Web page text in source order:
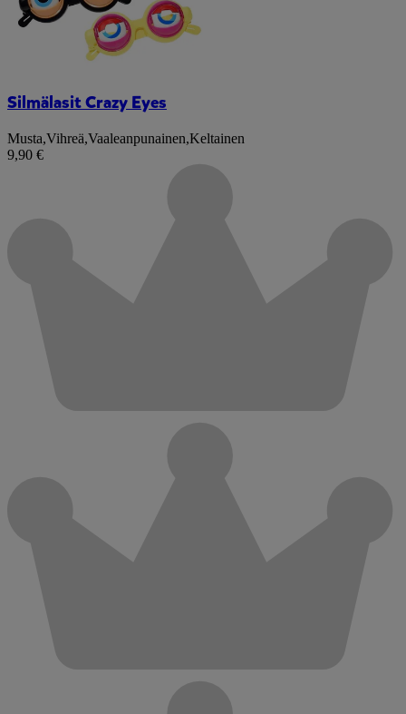
Silmälasit Crazy Eyes
Musta,Vihreä,Vaaleanpunainen,Keltainen
9,90 €